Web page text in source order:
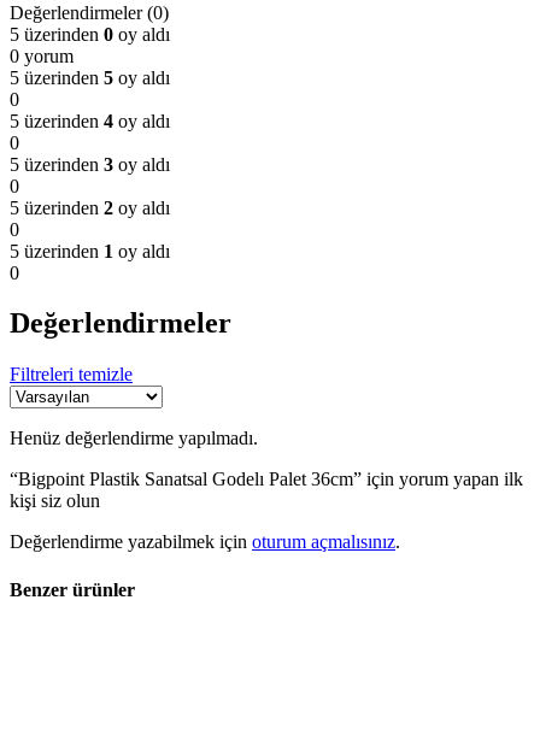
Değerlendirmeler (0)
5 üzerinden 0 oy aldı
0 yorum
5 üzerinden 5 oy aldı
0
5 üzerinden 4 oy aldı
0
5 üzerinden 3 oy aldı
0
5 üzerinden 2 oy aldı
0
5 üzerinden 1 oy aldı
0
Değerlendirmeler
Filtreleri temizle
Henüz değerlendirme yapılmadı.
“Bigpoint Plastik Sanatsal Godelı Palet 36cm” için yorum yapan ilk
kişi siz olun
Değerlendirme yazabilmek için oturum açmalısınız.
Benzer ürünler